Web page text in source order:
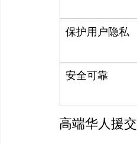
保护用户隐私
安全可靠
高端华人援交